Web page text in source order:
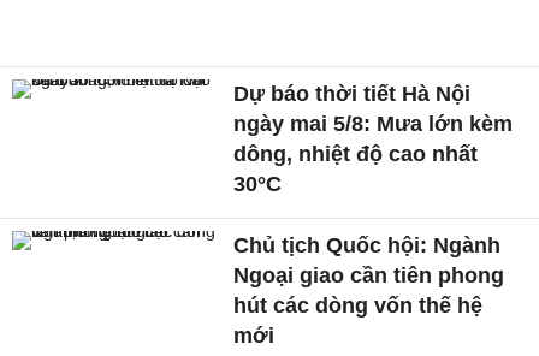
Dự báo thời tiết Hà Nội
ngày mai 5/8: Mưa lớn kèm
dông, nhiệt độ cao nhất
30°C
Chủ tịch Quốc hội: Ngành
Ngoại giao cần tiên phong
hút các dòng vốn thế hệ
mới